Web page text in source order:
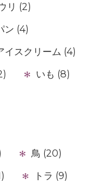
リ (2)
ン (4)
イスクリーム (4)
いも (8)
鳥 (20)
トラ (9)